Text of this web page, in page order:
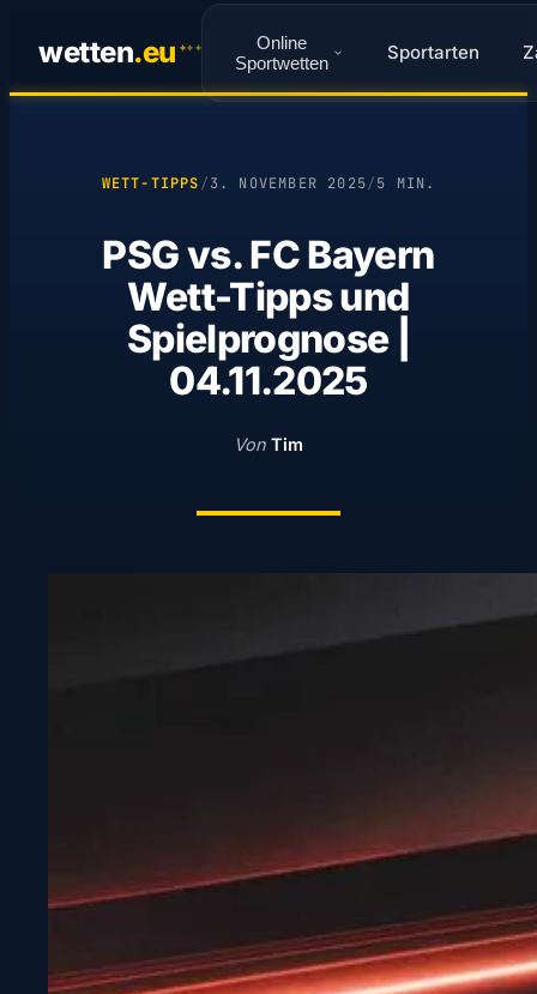
wetten.eu ✦✦ ✦
Online
Sportwetten
Sportarten
WETT-TIPPS/3. NOVEMBER 2025/5 MIN.
PSG vs. FC Bayern
Wett-Tipps und
Spielprognose |
04.11.2025
Von Tim